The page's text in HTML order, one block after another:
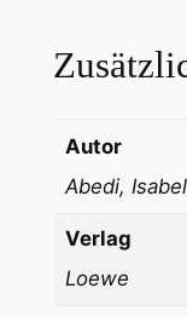
Autor
Abedi, Isabel
Verlag
Loewe